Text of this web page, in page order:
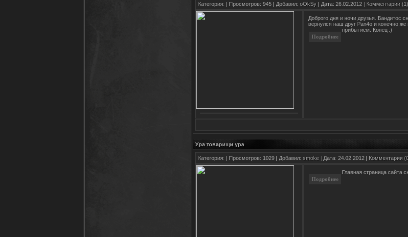
Категория: | Просмотров: 945 | Добавил: oOkSy | Дата: 26.02.2012 | Комментарии (1)
Доброго дня и ночи друзья. Бандитос
вернулся наш друг Pan4o и конечно
прибытием. Конец :)
Ура товарищи ура
Категория: | Просмотров: 1029 | Добавил: smoke | Дата: 24.02.2012 | Комментарии
Главная страница сайта